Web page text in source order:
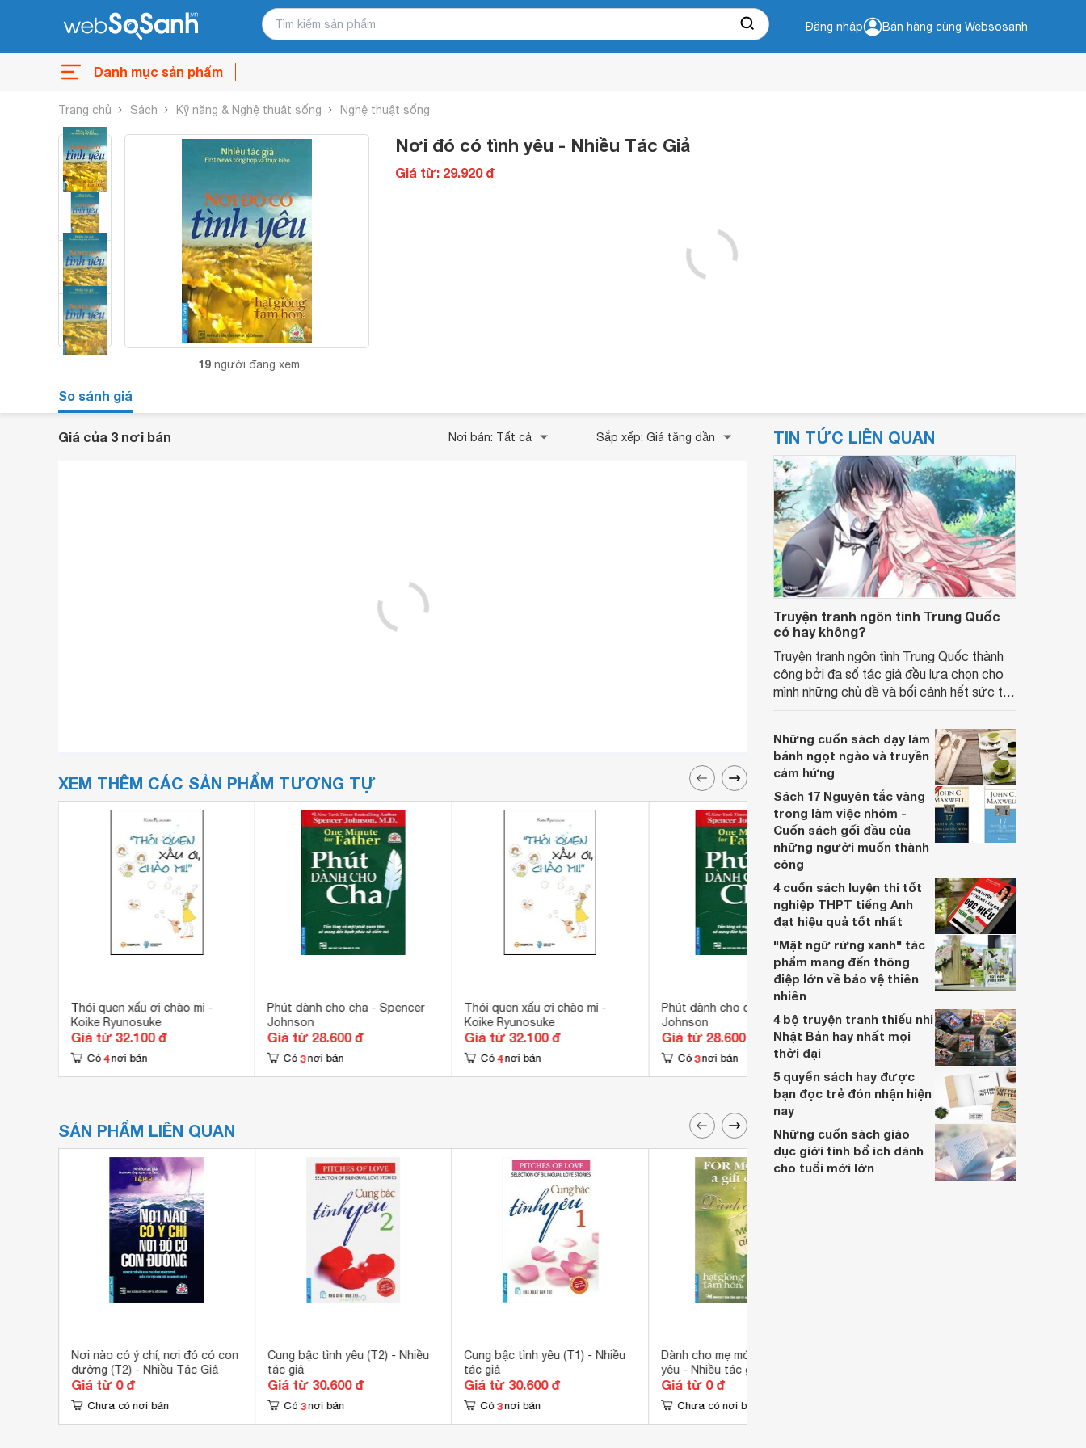
Đăng nhập Bán hàng cùng Websosanh
Danh mục sản phẩm
Trang chủ Sách Kỹ năng & Nghệ thuật sống Nghệ thuật sống
19 người đang xem
Nơi đó có tình yêu - Nhiều Tác Giả
Giá từ: 29.920 đ
So sánh giá
Giá của 3 nơi bán Nơi bán: Tất cả Sắp xếp: Giá tăng dần
XEM THÊM CÁC SẢN PHẨM TƯƠNG TỰ
Thói quen xấu ơi chào mi -
Koike Ryunosuke
Giá từ 32.100 đ
Có 4 nơi bán
Phút dành cho cha - Spencer
Johnson
Giá từ 28.600 đ
Có 3 nơi bán
Thói quen xấu ơi chào mi -
Koike Ryunosuke
Giá từ 32.100 đ
Có 4 nơi bán
Phút dành cho cha - Spencer
Johnson
Giá từ 28.600 đ
Có 3 nơi bán
SẢN PHẨM LIÊN QUAN
Nơi nào có ý chí, nơi đó có con
đường (T2) - Nhiều Tác Giả
Giá từ 0 đ
Chưa có nơi bán
Cung bậc tình yêu (T2) - Nhiều
tác giả
Giá từ 30.600 đ
Có 3 nơi bán
Cung bậc tình yêu (T1) - Nhiều
tác giả
Giá từ 30.600 đ
Có 3 nơi bán
Dành cho mẹ món quà của tình
yêu - Nhiều tác giả
Giá từ 0 đ
Chưa có nơi bán
TIN TỨC LIÊN QUAN
Truyện tranh ngôn tình Trung Quốc
có hay không?
Truyện tranh ngôn tình Trung Quốc thành
công bởi đa số tác giả đều lựa chọn cho
mình những chủ đề và bối cảnh hết sức thu
lôi cuốn vào trong từng trang sách.
Những cuốn sách dạy làm
bánh ngọt ngào và truyền
cảm hứng
Sách 17 Nguyên tắc vàng
trong làm việc nhóm -
Cuốn sách gối đầu của
những người muốn thành
công
4 cuốn sách luyện thi tốt
nghiệp THPT tiếng Anh
đạt hiệu quả tốt nhất
"Mật ngữ rừng xanh" tác
phẩm mang đến thông
điệp lớn về bảo vệ thiên
nhiên
4 bộ truyện tranh thiếu nhi
Nhật Bản hay nhất mọi
thời đại
5 quyển sách hay được
bạn đọc trẻ đón nhận hiện
nay
Những cuốn sách giáo
dục giới tính bổ ích dành
cho tuổi mới lớn